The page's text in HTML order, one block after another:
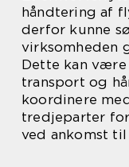
håndtering af
derfor kunne
virksomheden
Dette kan
transport og
koordinere
tredjeparter
ved ankomst til